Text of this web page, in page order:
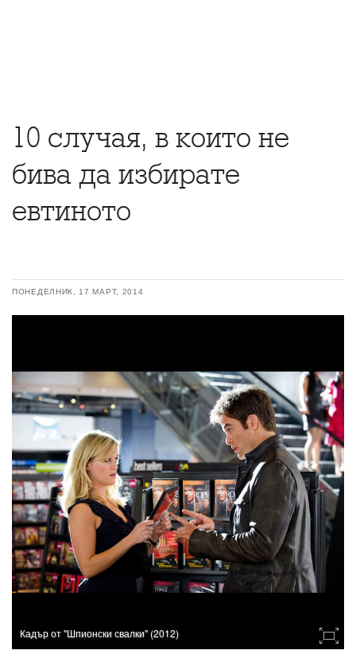
10 случая, в които не
бива да избирате
евтиното
ПОНЕДЕЛНИК, 17 МАРТ, 2014
Кадър от "Шпионски свалки" (2012)